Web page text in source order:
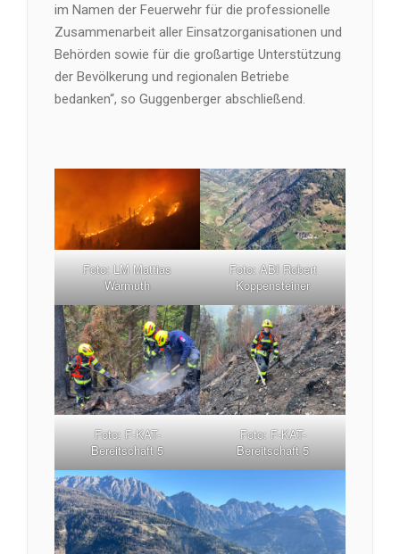
im Namen der Feuerwehr für die professionelle
Zusammenarbeit aller Einsatzorganisationen und
Behörden sowie für die großartige Unterstützung
der Bevölkerung und regionalen Betriebe
bedanken“, so Guggenberger abschließend.
Foto: LM Mattias
Warmuth
Foto: ABI Robert
Koppensteiner
Foto: F-KAT-
Bereitschaft 5
Foto: F-KAT-
Bereitschaft 5